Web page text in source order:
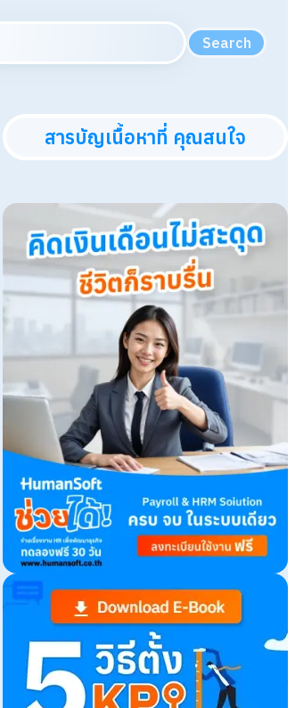
Search
สารบัญเนื้อหาที่ คุณสนใจ